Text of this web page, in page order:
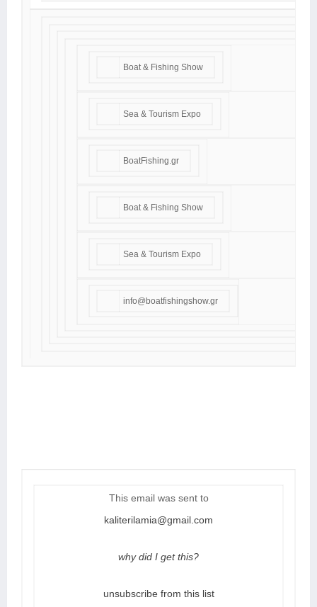
Boat & Fishing Show
Sea & Tourism Expo
BoatFishing.gr
Boat & Fishing Show
Sea & Tourism Expo
info@boatfishingshow.gr
This email was sent to
kaliterilamia@gmail.com
why did I get this?
unsubscribe from this list